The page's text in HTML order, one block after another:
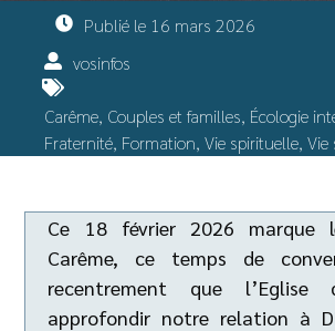
Publié le 16 mars 2026
vosinfos
Carême, Couples et familles, Écologie
Fraternité, Formation, Vie spirituelle, Vie
Ce 18 février 2026 marque
Carême, ce temps de
recentrement que l’Eglise
approfondir notre relation à